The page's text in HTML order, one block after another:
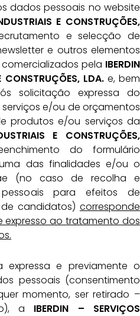
dados pessoais no website
E CONSTRUÇÕES,
e selecção de
e outros elementos
pela IBERDIN
CONSTRUÇÕES, LDA.e, bem
solicitação expressa do
e/ou de orçamentos
produtos e/ou serviços da
E CONSTRUÇÕES,
do formulário
das finalidades e/ou o
(no caso de recolha e
para efeitos de
candidatos) corresponde
ao tratamento dos
expressa e previamente o
pessoais (consentimento
momento, ser retirado –
a IBERDIN – SERVIÇOS